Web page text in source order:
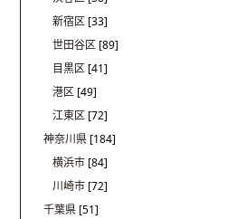
新宿区 [33]
世田谷区 [89]
目黒区 [41]
港区 [49]
江東区 [72]
神奈川県 [184]
横浜市 [84]
川崎市 [72]
千葉県 [51]